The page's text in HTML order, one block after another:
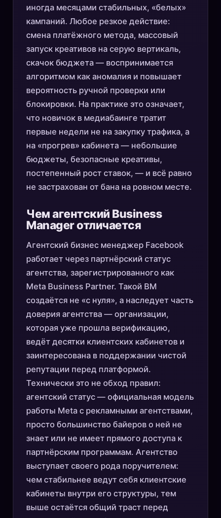
иногда месяцами стабильных, «белых»
кампаний. Любое резкое действие:
смена платёжного метода, массовый
запуск креативов на серую вертикаль,
скачок бюджета — воспринимается
алгоритмом как аномалия и повышает
вероятность ручной проверки или
блокировки. На практике это означает,
что новичок в медиабаинге тратит
первые недели не на закупку трафика, а
на «прогрев» кабинета — небольшие
бюджеты, безопасные креативы,
постепенный рост ставок, — и всё равно
не застрахован от бана на ровном месте.
Чем агентский Business
Manager отличается
Агентский бизнес менеджер Facebook
работает через партнёрский статус
агентства, зарегистрированного как
Meta Business Partner. Такой BM
создаётся не «с нуля», а наследует часть
доверия агентства — организации,
которая уже прошла верификацию,
ведёт десятки клиентских кабинетов и
заинтересована в поддержании чистой
репутации перед платформой.
Технически это не обход правил:
агентский статус — официальная модель
работы Meta с рекламными агентствами,
просто большинство байеров о ней не
знает или не имеет прямого доступа к
партнёрским программам. Агентство
выступает своего рода поручителем:
чем стабильнее ведут себя клиентские
кабинеты внутри его структуры, тем
выше остаётся общий траст перед